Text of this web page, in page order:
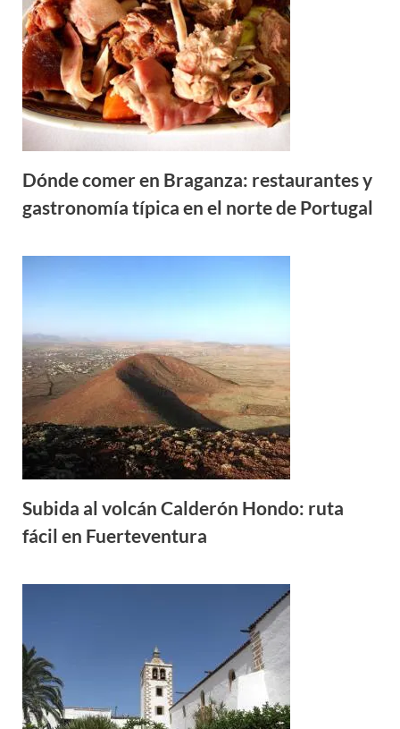
Dónde comer en Braganza: restaurantes y
gastronomía típica en el norte de Portugal
Subida al volcán Calderón Hondo: ruta
fácil en Fuerteventura